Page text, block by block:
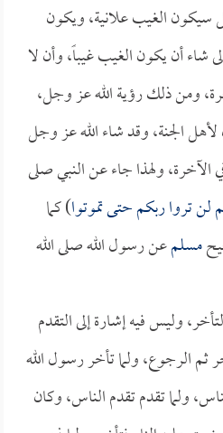
سيكون الغيب علانية، ويكون
شاء أن يكون الغيب غيباً، وأن لا
ومن ذلك رؤية الله عز وجل،
لأهل الجنة، وقد شاء الله عز وجل
الآخرة، ولهذا جاء عن النبي صلى
لن تروا ربكم حتى تموتوا) كما
مسلمعن رسول الله صلى الله
وليس فيه إشارة إلى التقدم
ثم الرجوع، ولما تأخر رسول الله
ولما تقدم تقدم الناس، وكان